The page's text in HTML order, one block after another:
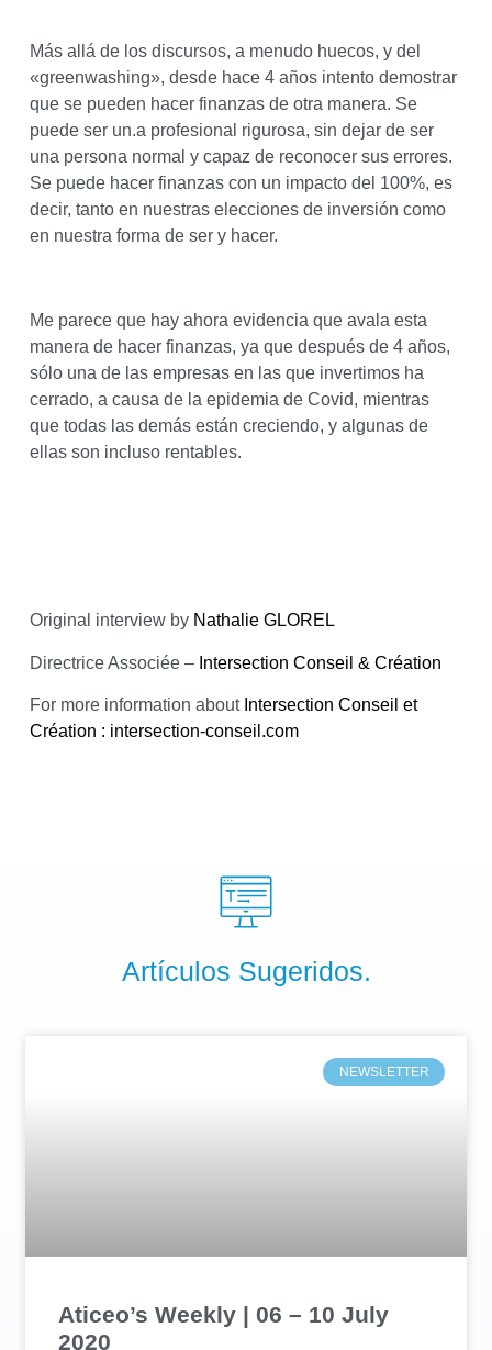
Más allá de los discursos, a menudo huecos, y del
«greenwashing», desde hace 4 años intento demostrar
que se pueden hacer finanzas de otra manera. Se
puede ser un.a profesional rigurosa, sin dejar de ser
una persona normal y capaz de reconocer sus errores.
Se puede hacer finanzas con un impacto del 100%, es
decir, tanto en nuestras elecciones de inversión como
en nuestra forma de ser y hacer.
Me parece que hay ahora evidencia que avala esta
manera de hacer finanzas, ya que después de 4 años,
sólo una de las empresas en las que invertimos ha
cerrado, a causa de la epidemia de Covid, mientras
que todas las demás están creciendo, y algunas de
ellas son incluso rentables.
Original interview by Nathalie GLOREL
Directrice Associée – Intersection Conseil & Création
For more information about Intersection Conseil et
Création : intersection-conseil.com
Artículos Sugeridos.
NEWSLETTER
Aticeo’s Weekly | 06 – 10 July
2020